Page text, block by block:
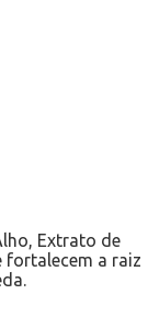
Extrato de
fortalecem a raiz